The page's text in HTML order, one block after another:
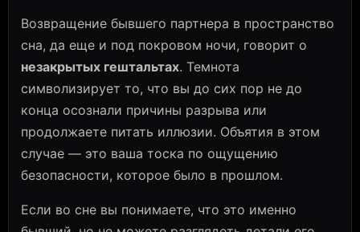
Возвращение бывшего партнера в пространство
сна, да еще и под покровом ночи, говорит о
незакрытых гештальтах. Темнота
символизирует то, что вы до сих пор не до
конца осознали причины разрыва или
продолжаете питать иллюзии. Объятия в этом
случае — это ваша тоска по ощущению
безопасности, которое было в прошлом.
Если во сне вы понимаете, что это именно